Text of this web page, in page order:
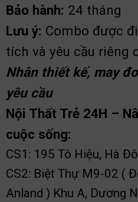
Bảo hành: 24 tháng
Lưu ý: Combo được
tích và yêu cầu riêng
Nhân thiết kế, may
yêu cầu
Nội Thất Trẻ 24H –
cuộc sống:
CS1: 195 Tô Hiệu, Hà
CS2: Biệt Thự M9-02 (
Anland ) Khu A, Dương